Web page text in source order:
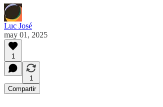
Luc José
may 01, 2025
1
1
Compartir